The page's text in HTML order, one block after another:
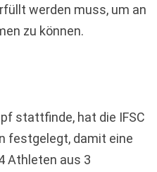
werden muss, um an
zu können.
stattfinde, hat die IFSC
festgelegt, damit eine
Athleten aus 3